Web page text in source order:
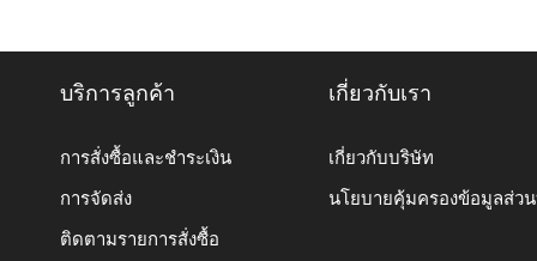
บริการลูกค้า
การสั่งซื้อและชำระเงิน
การจัดส่ง
ติดตามรายการสั่งซื้อ
เกี่ยวกับเรา
เกี่ยวกับบริษัท
นโยบายคุ้มครองข้อมูลส่ว